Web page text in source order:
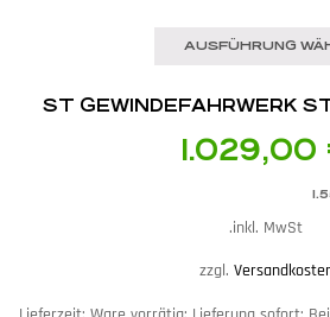
AUSFÜHRUNG
ST GEWINDEFAHRWERK
1.029,00
inkl. MwSt.
zzgl.